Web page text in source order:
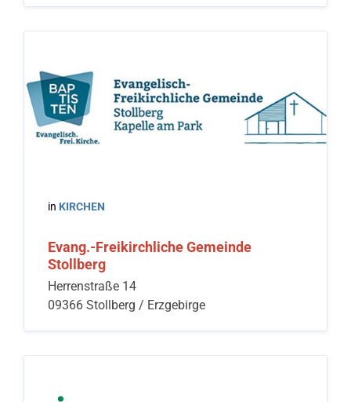
in KIRCHEN
Evang.-Freikirchliche Gemeinde
Stollberg
Herrenstraße 14
09366 Stollberg / Erzgebirge